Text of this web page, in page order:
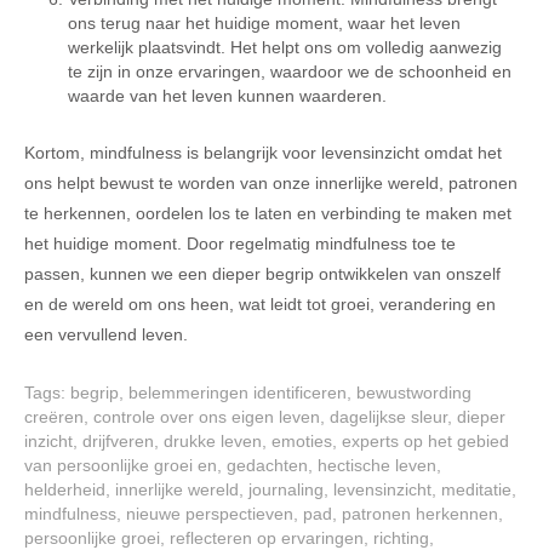
ons terug naar het huidige moment, waar het leven
werkelijk plaatsvindt. Het helpt ons om volledig aanwezig
te zijn in onze ervaringen, waardoor we de schoonheid en
waarde van het leven kunnen waarderen.
Kortom, mindfulness is belangrijk voor levensinzicht omdat het
ons helpt bewust te worden van onze innerlijke wereld, patronen
te herkennen, oordelen los te laten en verbinding te maken met
het huidige moment. Door regelmatig mindfulness toe te
passen, kunnen we een dieper begrip ontwikkelen van onszelf
en de wereld om ons heen, wat leidt tot groei, verandering en
een vervullend leven.
Tags: begrip belemmeringen identificeren
bewustwording
creëren controle over ons eigen leven dagelijkse sleur, dieper
inzicht drijfveren drukke leven emoties experts op het gebied
van persoonlijke groei en gedachten hectische leven
helderheid
innerlijke wereld journaling levensinzicht meditatie
mindfulness nieuwe perspectieven pad patronen herkennen
persoonlijke groei
reflecteren op ervaringen richting